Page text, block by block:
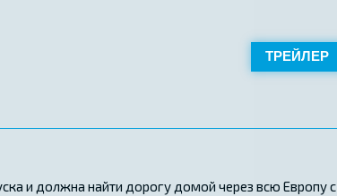
ТРЕЙЛЕР
и должна найти дорогу домой через всю Европу с